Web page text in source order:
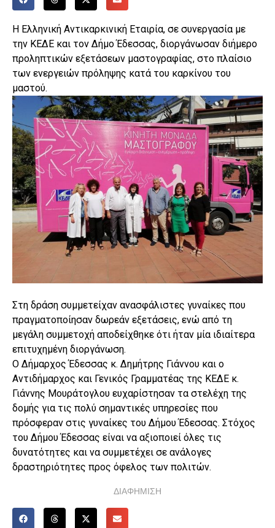
Η Ελληνική Αντικαρκινική Εταιρία, σε συνεργασία με
την ΚΕΔΕ και τον Δήμο Έδεσσας, διοργάνωσαν διήμερο
προληπτικών εξετάσεων μαστογραφίας, στο πλαίσιο
των ενεργειών πρόληψης κατά του καρκίνου του
μαστού.
Στη δράση συμμετείχαν ανασφάλιστες γυναίκες που
πραγματοποίησαν δωρεάν εξετάσεις, ενώ από τη
μεγάλη συμμετοχή αποδείχθηκε ότι ήταν μία ιδιαίτερα
επιτυχημένη διοργάνωση.
Ο Δήμαρχος Έδεσσας κ. Δημήτρης Γιάννου και ο
Αντιδήμαρχος και Γενικός Γραμματέας της ΚΕΔΕ κ.
Γιάννης Μουράτογλου ευχαρίστησαν τα στελέχη της
δομής για τις πολύ σημαντικές υπηρεσίες που
πρόσφεραν στις γυναίκες του Δήμου Έδεσσας. Στόχος
του Δήμου Έδεσσας είναι να αξιοποιεί όλες τις
δυνατότητες και να συμμετέχει σε ανάλογες
δραστηριότητες προς όφελος των πολιτών.
ΔΙΑΦΗΜΙΣΗ